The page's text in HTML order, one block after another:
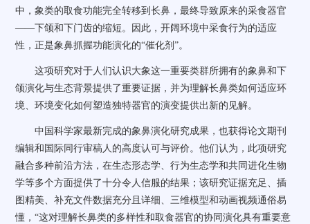
中，象类的取食功能完全转移到长鼻，最终导致原来的采食器官
——下颌和下门齿的缩短。因此，开阔环境中采食行为的适应
性，正是象鼻抓握功能演化的“催化剂”。
这项研究对于人们认识大象这一重要类群所拥有的象鼻和下
颌演化与生态背景提供了重要证据，并为理解长鼻类如何适应环
境、环境变化如何塑造独特器官的演变提供出新的见解。
中国科学家最新完成的象鼻演化研究成果，也获得论文期刊
编辑和国际同行审稿人的高度认可与评价。他们认为，此项研究
融合多种前沿方法，在生态形态学、行为生态学和共同进化生物
学等多个方面提供了十分令人信服的结果；该研究证据充足、插
图精美、补充文件数据充分且详细、三维模型和动画视频通俗易
懂，“这对理解长鼻类的多样性和取食器官的协同演化具有重要意